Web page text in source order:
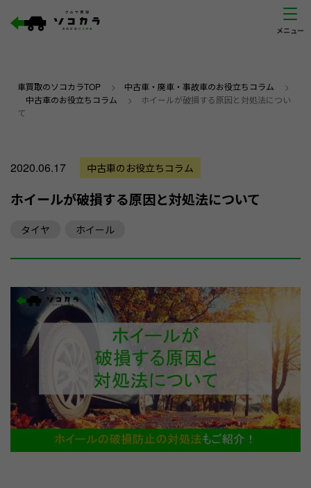
車買取のソコカラTOP > 中古車・廃車・事故車のお役立ちコラム >
中古車のお役立ちコラム >
ホイールが破損する原因と対処法につい
て
2020.06.17 中古車のお役立ちコラム
ホイールが破損する原因と対処法について
タイヤ ホイール